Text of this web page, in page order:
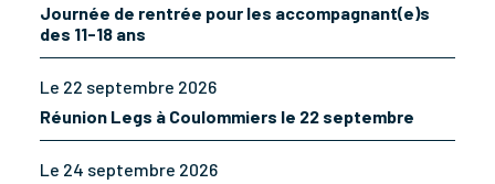
Journée de rentrée pour les accompagnant(e)s
des 11-18 ans
Le 22 septembre 2026
Réunion Legs à Coulommiers le 22 septembre
Le 24 septembre 2026